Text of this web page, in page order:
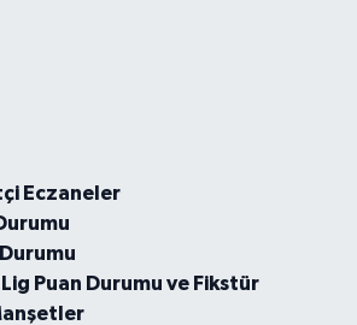
Eczaneler
Puan Durumu ve Fikstür